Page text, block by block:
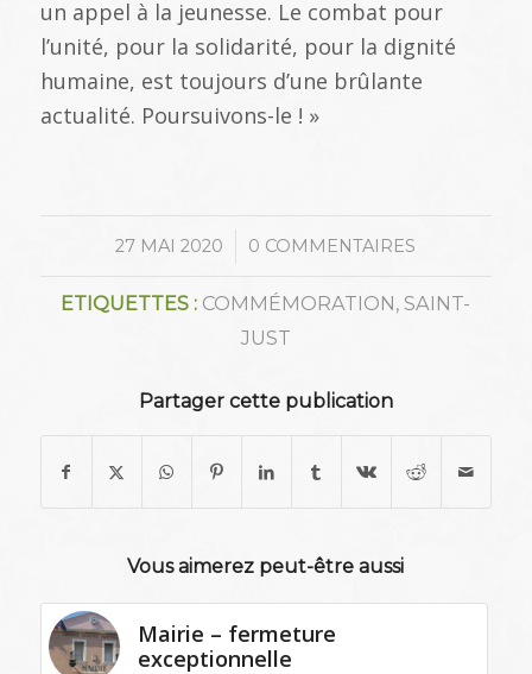
un appel à la jeunesse. Le combat pour
l’unité, pour la solidarité, pour la dignité
humaine, est toujours d’une brûlante
actualité. Poursuivons-le ! »
27 MAI 2020
/ 0 COMMENTAIRES
ETIQUETTES : COMMÉMORATION,SAINT-
JUST
Partager cette publication
Vous aimerez peut-être aussi
Mairie – fermeture
exceptionnelle